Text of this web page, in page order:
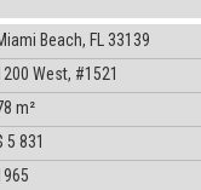
Beach, FL 33139
West, #1521
m²
5 831